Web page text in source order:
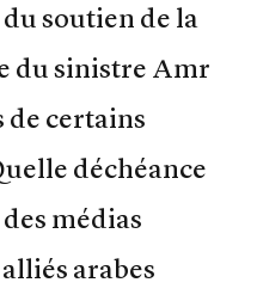
soutien de la
du sinistre Amr
de certains
déchéance
médias
arabes